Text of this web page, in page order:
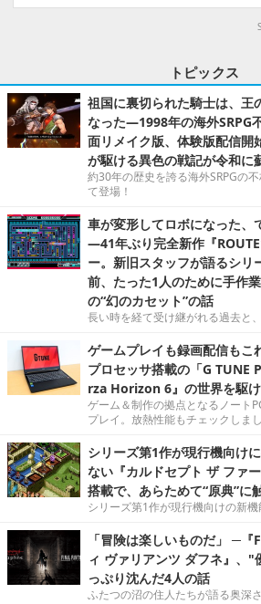
トピックス
祖国に裏切られた騎士は、王
なった―1998年の海外SRPG
面リメイク版、体験版配信開
が駆ける異色の戦記が令和に
約30年の歴史を誇る海外SRPGの
て登場！
車が変形してロボになった、
―41年ぶり完全新作『
ー。新旧スタッフが語るシリ
前、たった1人のために手作
の“幻のカセット”の話
長い時を経て受け継がれる過去と
ゲームプレイも録画配信も
プロセッサ搭載の「G TUNE
rza Horizon 6』の世界を駆
ゲーム＆制作の拠点となるノート
プレイ。放熱性能もチェックしま
シリーズ第1作が現行機向け
ない『カルドセプト ザ ファ
搭載で、あらためて“原典”に
シリーズ第1作が現行機向けの新機
「冒険は楽しいものだ」 ─『
ィ ヴァリアンツ ダフネ』、
っぷり沈んだ4人の話
ふたつの沼の住人たちが語る奥深さ